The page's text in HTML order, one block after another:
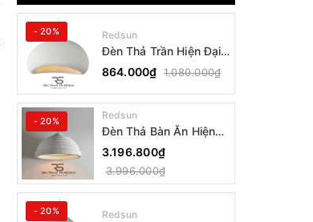
- 20% Redsun
Đèn Thả Trần Hiện Đại
Phong Cách Nhật Bản
Wabi-sabi CDT-T036
Dáng B
864.000₫ 1.080.000₫
- 20% Redsun
Đèn Thả Bàn Ăn Hiện
Đại Bậc Thang Đơn
Phong Cách Nhật Bản
Wabi-sabi DC-T078B
3.196.800₫
3.996.000₫
- 20% Redsun